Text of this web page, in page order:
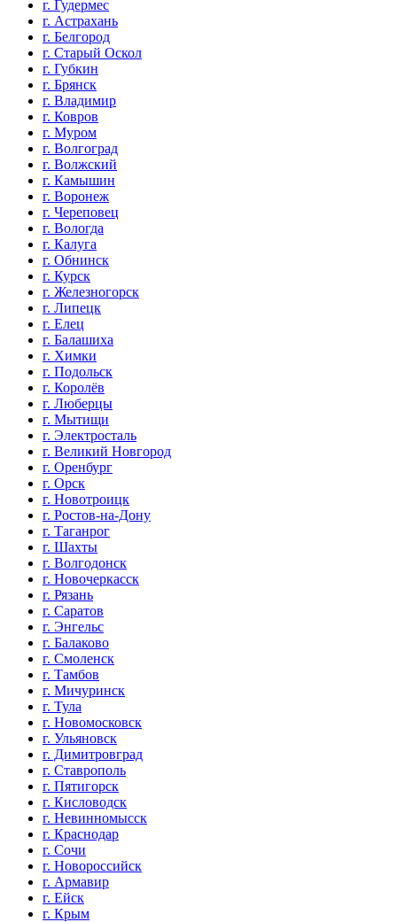
г. Гудермес
г. Астрахань
г. Белгород
г. Старый Оскол
г. Губкин
г. Брянск
г. Владимир
г. Ковров
г. Муром
г. Волгоград
г. Волжский
г. Камышин
г. Воронеж
г. Череповец
г. Вологда
г. Калуга
г. Обнинск
г. Курск
г. Железногорск
г. Липецк
г. Елец
г. Балашиха
г. Химки
г. Подольск
г. Королёв
г. Люберцы
г. Мытищи
г. Электросталь
г. Великий Новгород
г. Оренбург
г. Орск
г. Новотроицк
г. Ростов-на-Дону
г. Таганрог
г. Шахты
г. Волгодонск
г. Новочеркасск
г. Рязань
г. Саратов
г. Энгельс
г. Балаково
г. Смоленск
г. Тамбов
г. Мичуринск
г. Тула
г. Новомосковск
г. Ульяновск
г. Димитровград
г. Ставрополь
г. Пятигорск
г. Кисловодск
г. Невинномысск
г. Краснодар
г. Сочи
г. Новороссийск
г. Армавир
г. Ейск
г. Крым